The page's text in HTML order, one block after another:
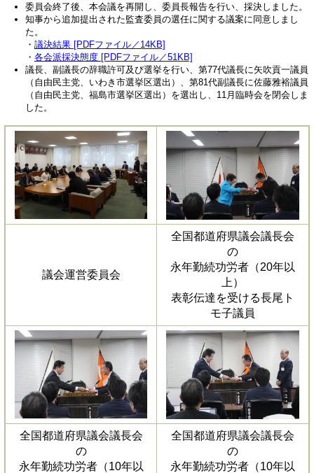
委員会終了後、本会議を再開し、委員長報告を行い、採決しました。
知事から追加提出された監査委員の選任に関する議案に同意しまし
た。
・ 議決結果 [PDFファイル／14KB]
・ 各会派採決態度 [PDFファイル／51KB]
議長、副議長の辞職許可及び選挙を行い、第77代議長に矢吹貢一議員
（自由民主党、いわき市選挙区選出）、第81代副議長に佐藤雅裕議員
（自由民主党、福島市選挙区選出）を選出し、11月臨時会を閉会しま
した。
議会運営委員会
全国都道府県議会議長会
の
永年勤続功労者（20年以
上）
表彰伝達を受ける長尾ト
モ子議員
全国都道府県議会議長会
の
永年勤続功労者（10年以
全国都道府県議会議長会
の
永年勤続功労者（10年以